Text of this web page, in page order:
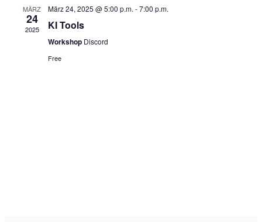
MÄRZ
24
2025
März 24, 2025 @ 5:00 p.m. -7:00 p.m.
KI Tools
Workshop Discord
Free